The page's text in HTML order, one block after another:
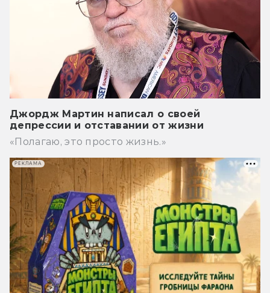
Джордж Мартин написал о своей
депрессии и отставании от жизни
«Полагаю, это просто жизнь.»
РЕКЛАМА